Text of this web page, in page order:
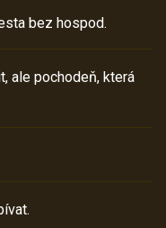
bez hospod.
ale pochodeň, která